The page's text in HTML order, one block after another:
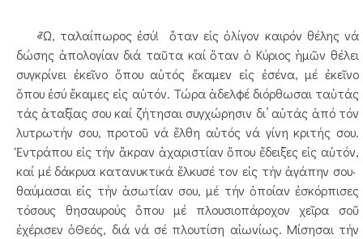
«Ὦ, ταλαίπωρος ἐσύ! ὅταν εἰς ὀλίγον καιρόν θέλης νά
δώσης ἀπολογίαν διά ταῦτα καί ὅταν ὁ Κύριος ἡμῶν θέλει
συγκρίνει ἐκεῖνο ὅπου αὐτός ἔκαμεν εἰς ἐσένα, μέ ἐκεῖνο
ὅπου ἐσύ ἔκαμες εἰς αὐτόν. Τώρα ἀδελφέ διόρθωσαι ταὐτάς
τάς ἀταξίας σου καί ζήτησαι συγχώρησιν δι’ αὐτάς ἀπό τόν
λυτρωτήν σου, προτοῦ νά ἔλθη αὐτός νά γίνη κριτής σου.
Ἐντράπου εἰς τήν ἄκραν ἀχαριστίαν ὅπου ἔδειξες εἰς αὐτόν,
καί μέ δάκρυα κατανυκτικά ἕλκυσέ τον εἰς τήν ἀγάπην σου·
θαύμασαι εἰς τήν ἀσωτίαν σου, μέ τήν ὁποίαν ἐσκόρπισες
τόσους θησαυρούς ὅπου μέ πλουσιοπάροχον χεῖρα σοῦ
ἐχέρισεν ὁΘεός, διά νά σέ πλουτίση αἰωνίως. Μίσησαι τήν